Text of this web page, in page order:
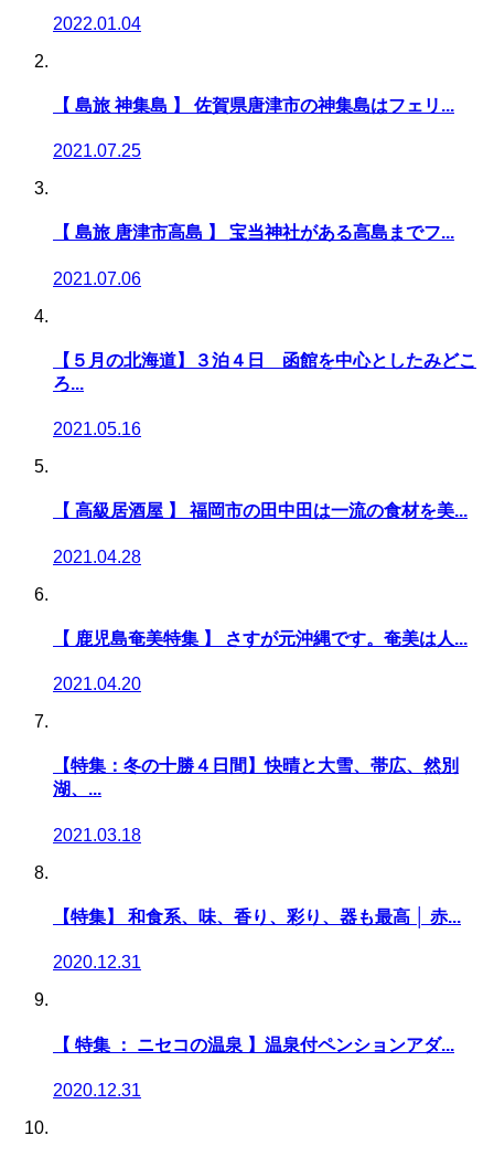
2022.01.04
【 島旅 神集島 】 佐賀県唐津市の神集島はフェリ...
2021.07.25
【 島旅 唐津市高島 】 宝当神社がある高島までフ...
2021.07.06
【５月の北海道】３泊４日 函館を中心としたみどこ
ろ...
2021.05.16
【 高級居酒屋 】 福岡市の田中田は一流の食材を美...
2021.04.28
【 鹿児島奄美特集 】 さすが元沖縄です。奄美は人...
2021.04.20
【特集：冬の十勝４日間】快晴と大雪、帯広、然別
湖、...
2021.03.18
【特集】 和食系、味、香り、彩り、器も最高 │ 赤...
2020.12.31
【 特集 ： ニセコの温泉 】温泉付ペンションアダ...
2020.12.31